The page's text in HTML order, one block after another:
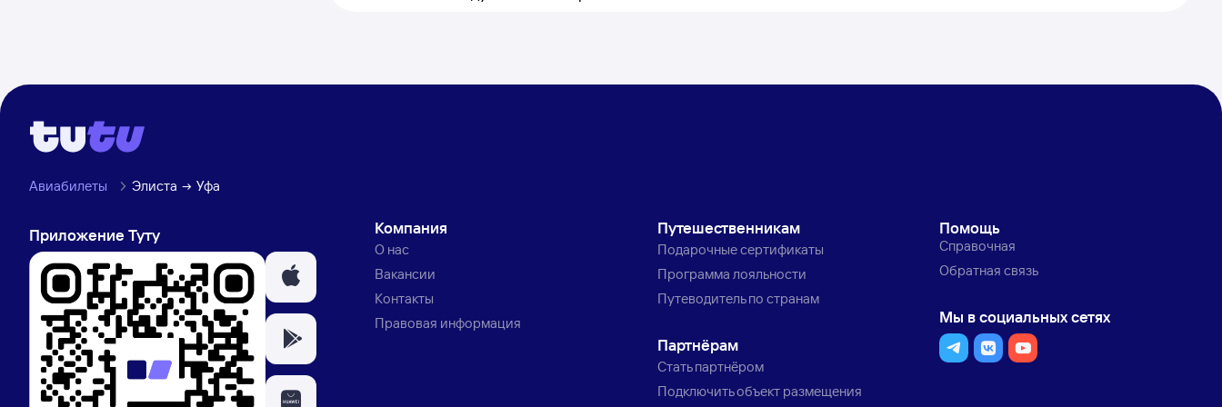
Авиабилеты Элиста Уфа
Приложение Туту Компания
О нас
Вакансии
Контакты
Правовая информация
Путешественникам
Подарочные сертификаты
Программа лояльности
Путеводитель по странам
Партнёрам
Стать партнёром
Подключить объект размещения
Помощь
Справочная
Обратная связь
Мы в социальных сетях